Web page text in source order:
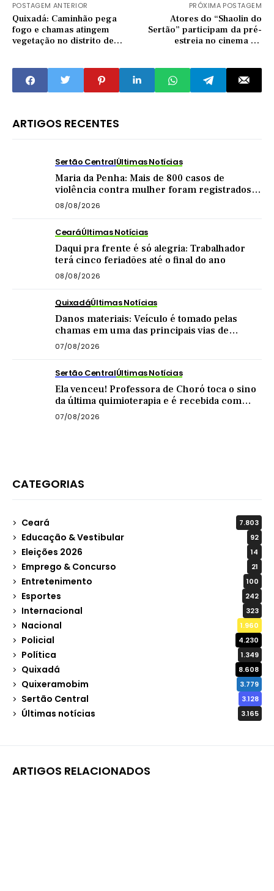
POSTAGEM ANTERIOR
Quixadá: Caminhão pega
fogo e chamas atingem
vegetação no distrito de
PRÓXIMA POSTAGEM
Atores do “Shaolin do
Sertão” participam da pré-
estreia no cinema do
ARTIGOS RECENTES
Sertão CentralÚltimas Notícias
Maria da Penha: Mais de 800 casos de
violência contra mulher foram registrados
no Sertão Central este ano
08/08/2026
CearáÚltimas Notícias
Daqui pra frente é só alegria: Trabalhador
terá cinco feriadões até o final do ano
08/08/2026
QuixadáÚltimas Notícias
Danos materiais: Veículo é tomado pelas
chamas em uma das principais vias de
Quixadá
07/08/2026
Sertão CentralÚltimas Notícias
Ela venceu! Professora de Choró toca o sino
da última quimioterapia e é recebida com
carreata
07/08/2026
CATEGORIAS
Ceará 7.803
Educação & Vestibular 92
Eleições 2026 14
Emprego & Concurso 21
Entretenimento 100
Esportes 242
Internacional 323
Nacional 1.960
Policial 4.230
Política 1.349
Quixadá 8.608
Quixeramobim 3.779
Sertão Central 3.128
Últimas notícias 3.165
ARTIGOS RELACIONADOS